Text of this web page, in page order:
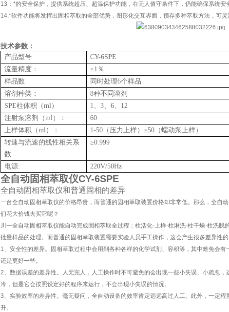
13：*的安全保护，提供系统超压、超温保护功能，在无人值守条件下，仍能确保系统安
14.*软件功能将发挥出固相萃取的全部优势，图形化交互界面，预存多种萃取方法，可灵
技术参数：
产品型号
CY-6SPE
流量精度：
≤1％
样品数
同时处理6个样品
溶剂种类：
8种不同溶剂
SPE柱体积（ml）
1、3、6、12
注射泵溶剂（ml）：
60
上样体积（ml）：
1-50（压力上样）≥50（蠕动泵上样）
转速与流速的线性相关系
数
≥0.999
电源: 220V/50Hz
全自动固相萃取仪CY-6SPE
全自动固相萃取仪和普通固相的差异
一台全自动固相萃取仪的价格昂贵，而普通的固相萃取装置价格却非常低。那么，全自
们花大价钱去买它呢？
川一全自动固相萃取仪能自动完成固相萃取全过程：柱活化-上样-柱淋洗-柱干燥-柱洗
批量样品的处理。而普通的固相萃取装置需要实验人员手工操作，这会产生很多差异性的
1、安全性的差异。固相萃取过程中会用到各种各样的化学试剂、容积等，其中难免会
还是更好一些。
2、数据误差的差异性。人无完人，人工操作时不可避免的会出现一些小失误、小疏忽
冷，但是它会按照设定好的程序来运行，不会出现小失误的情况。
3、实验效率的差异性。毫无疑问，全自动设备的效率肯定远远高过人工。此外，一定
升。